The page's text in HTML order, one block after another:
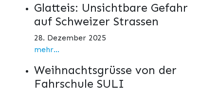
Glatteis: Unsichtbare Gefahr
auf Schweizer Strassen
28. Dezember 2025
mehr...
Weihnachtsgrüsse von der
Fahrschule SULI